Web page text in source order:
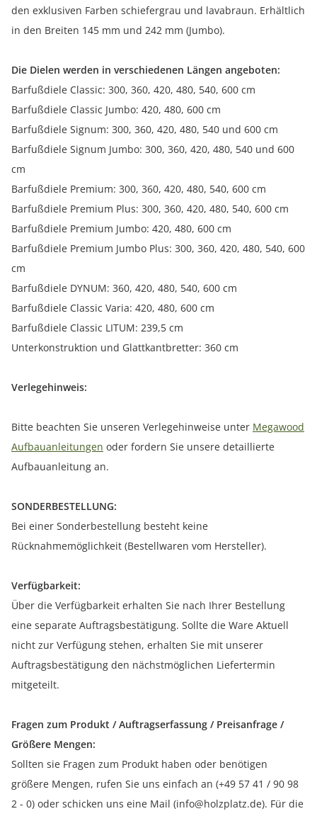
den exklusiven Farben schiefergrau und lavabraun. Erhältlich
in den Breiten 145 mm und 242 mm (Jumbo).
Die Dielen werden in verschiedenen Längen angeboten:
Barfußdiele Classic: 300, 360, 420, 480, 540, 600 cm
Barfußdiele Classic Jumbo: 420, 480, 600 cm
Barfußdiele Signum: 300, 360, 420, 480, 540 und 600 cm
Barfußdiele Signum Jumbo: 300, 360, 420, 480, 540 und 600
cm
Barfußdiele Premium: 300, 360, 420, 480, 540, 600 cm
Barfußdiele Premium Plus: 300, 360, 420, 480, 540, 600 cm
Barfußdiele Premium Jumbo: 420, 480, 600 cm
Barfußdiele Premium Jumbo Plus: 300, 360, 420, 480, 540, 600
cm
Barfußdiele DYNUM: 360, 420, 480, 540, 600 cm
Barfußdiele Classic Varia: 420, 480, 600 cm
Barfußdiele Classic LITUM: 239,5 cm
Unterkonstruktion und Glattkantbretter: 360 cm
Verlegehinweis:
Bitte beachten Sie unseren Verlegehinweise unter Megawood
Aufbauanleitungen oder fordern Sie unsere detaillierte
Aufbauanleitung an.
SONDERBESTELLUNG:
Bei einer Sonderbestellung besteht keine
Rücknahmemöglichkeit (Bestellwaren vom Hersteller).
Verfügbarkeit:
Über die Verfügbarkeit erhalten Sie nach Ihrer Bestellung
eine separate Auftragsbestätigung. Sollte die Ware Aktuell
nicht zur Verfügung stehen, erhalten Sie mit unserer
Auftragsbestätigung den nächstmöglichen Liefertermin
mitgeteilt.
Fragen zum Produkt / Auftragserfassung / Preisanfrage /
Größere Mengen:
Sollten sie Fragen zum Produkt haben oder benötigen
größere Mengen, rufen Sie uns einfach an (+49 57 41 / 90 98
2 - 0) oder schicken uns eine Mail (info@holzplatz.de). Für die